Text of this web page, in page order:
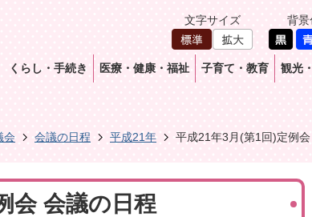
文字サイズ 背景
くらし・手続き 医療・健康・福祉 子育て・教育 観光
会 会議の日程 平成21年 平成21年3月(第1回)定例
会 会議の日程